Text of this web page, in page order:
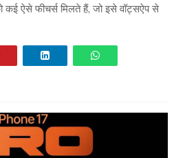
कई ऐसे फीचर्स मिलते हैं, जो इसे वॉट्सऐप से